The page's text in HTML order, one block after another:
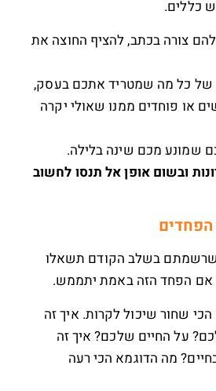
צורה בכתב, להציף החוצה את
כל מה שמטריד אתכם בעסק,
פוחדים ממנו שאולי יקרה
שמונע מכם שינה בלילה.
ובשום אופן אל תנסו לחשוב
בשלב הקודם תשאלו
הפחד הזה באמת יתממש.
שחור שיכול לקרות. איך זה
על החיים שלכם? איך זה
מה הדוגמא הכי רעה